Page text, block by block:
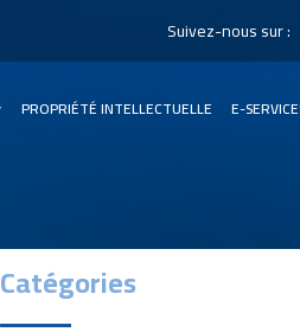
Suivez-nous sur :
PROPRIÉTÉ INTELLECTUELLE E-
Catégories